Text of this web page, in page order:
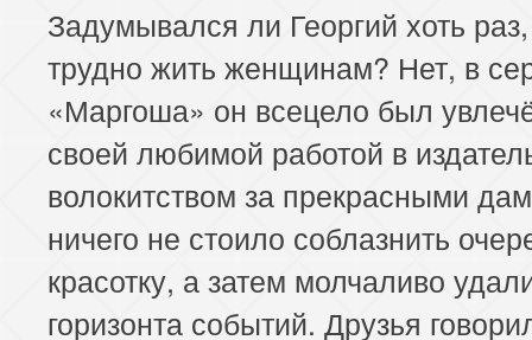
Задумывался ли Георгий хоть
трудно жить женщинам? Нет, в
«Маргоша» он всецело был
своей любимой работой в
волокитством за прекрасными
ничего не стоило соблазнить
красотку, а затем молчаливо
горизонта событий. Друзья